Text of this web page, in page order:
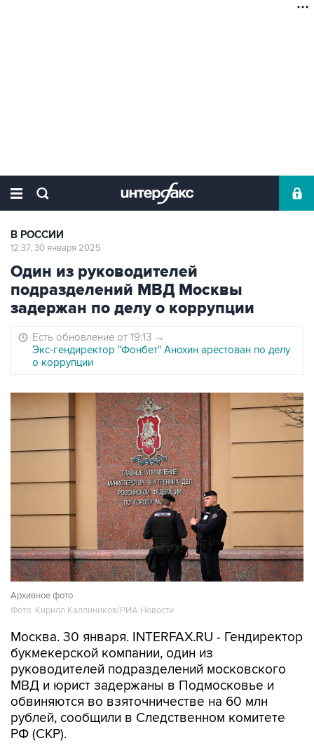
В РОССИИ
12:37, 30 января 2025
Один из руководителей
подразделений МВД Москвы
задержан по делу о коррупции
Есть обновление от 19:13 →
Экс-гендиректор "Фонбет" Анохин арестован по делу
о коррупции
Архивное фото
Фото: Кирилл Каллиников/РИА Новости
Москва. 30 января. INTERFAX.RU - Гендиректор
букмекерской компании, один из
руководителей подразделений московского
МВД и юрист задержаны в Подмосковье и
обвиняются во взяточничестве на 60 млн
рублей, сообщили в Следственном комитете
РФ (СКР).